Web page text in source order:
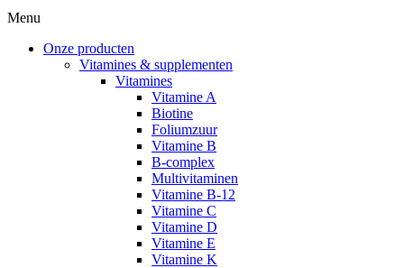
Menu
Onze producten
Vitamines & supplementen
Vitamines
Vitamine A
Biotine
Foliumzuur
Vitamine B
B-complex
Multivitaminen
Vitamine B-12
Vitamine C
Vitamine D
Vitamine E
Vitamine K